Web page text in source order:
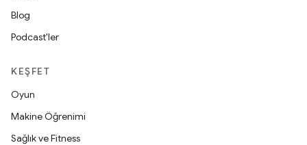
Blog
Podcast'ler
KEŞFET
Oyun
Makine Öğrenimi
Sağlık ve Fitness